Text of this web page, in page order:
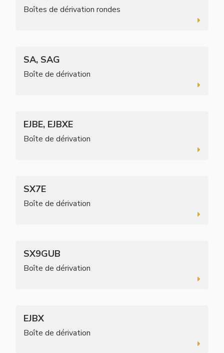
Boîtes de dérivation rondes
SA, SAG
Boîte de dérivation
EJBE, EJBXE
Boîte de dérivation
SX7E
Boîte de dérivation
SX9GUB
Boîte de dérivation
EJBX
Boîte de dérivation